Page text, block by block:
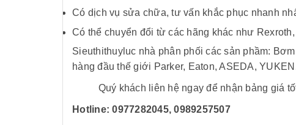
Có dịch vụ sửa chữa, tư vấn khắc phục nhanh
Có thể chuyển đổi từ các hãng khác như
Sieuthithuyluc nhà phân phối các sản phầm:
hàng đầu thế giới Parker, Eaton, ASEDA,
Quý khách liên hệ ngay để nhận bảng giá
Hotline:0977282045, 0989257507